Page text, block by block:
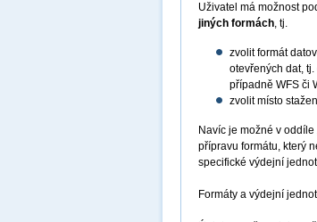
Uživatel má možnost
jiných formách, tj.
zvolit formát
otevřených dat,
případně WFS či
zvolit místo
Navíc je možné v
přípravu formátu, který
specifické výdejní
Formáty a výdejní